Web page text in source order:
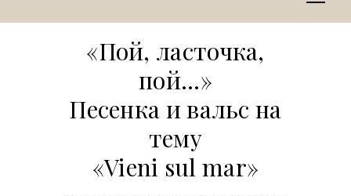
«Пой, ласточка,
пой...»
Песенка и вальс на
тему
«Vieni sul mar»